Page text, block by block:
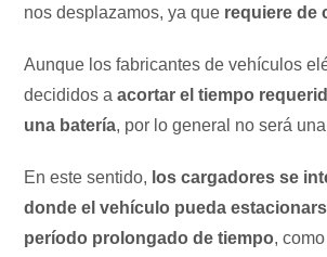
nos desplazamos, ya que requiere de
Aunque los fabricantes de vehículos
decididos a acortar el tiempo
una batería, por lo general no será
En este sentido, los cargadores se
donde el vehículo pueda
período prolongado de tiempo,